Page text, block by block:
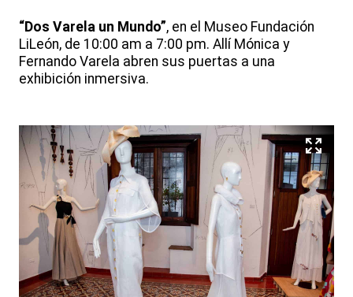
“Dos Varela un Mundo”, en el Museo Fundación
LiLeón, de 10:00 am a 7:00 pm. Allí Mónica y
Fernando Varela abren sus puertas a una
exhibición inmersiva.